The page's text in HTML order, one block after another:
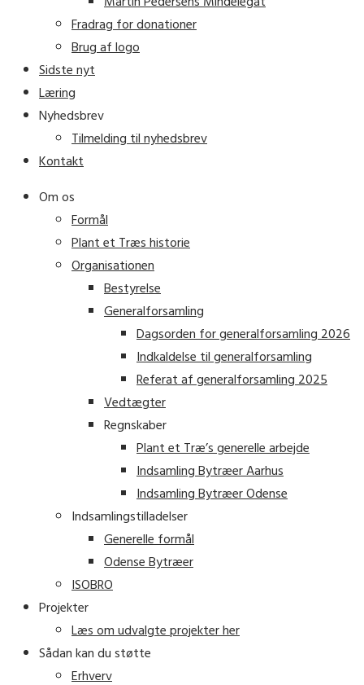
Fradrag for donationer
Brug af logo
Sidste nyt
Læring
Nyhedsbrev
Tilmelding til nyhedsbrev
Kontakt
Om os
Formål
Plant et Træs historie
Organisationen
Bestyrelse
Generalforsamling
Dagsorden for generalforsamling 2026
Indkaldelse til generalforsamling
Referat af generalforsamling 2025
Vedtægter
Regnskaber
Plant et Træ’s generelle arbejde
Indsamling Bytræer Aarhus
Indsamling Bytræer Odense
Indsamlingstilladelser
Generelle formål
Odense Bytræer
ISOBRO
Projekter
Læs om udvalgte projekter her
Sådan kan du støtte
Erhverv